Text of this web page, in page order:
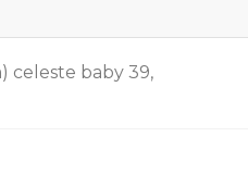
celeste baby 39,